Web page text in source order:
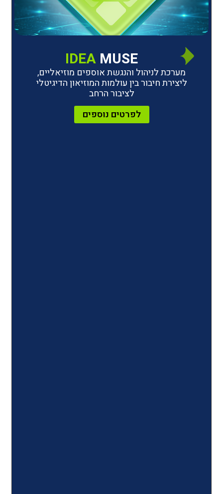
IDEA MUSE
והנגשת אוספים מוזיאליים,
בין עולמות המוזיאון הדיגיטלי